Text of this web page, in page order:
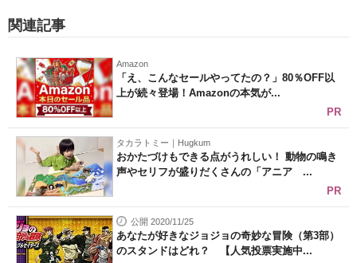
関連記事
Amazon
「え、こんなセールやってたの？」80％OFF以
上が続々登場！Amazonの本気が...
PR
タカラトミー｜Hugkum
おかたづけもできる点がうれしい！ 動物の鳴き
声やセリフが盛りだくさんの「アニア ...
PR
公開 2020/11/25
あなたが好きなジョジョの奇妙な冒険（第3部）
のスタンドはどれ？ 【人気投票実施中...